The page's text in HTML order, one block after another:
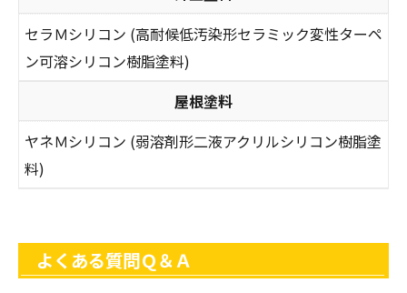
セラＭシリコン (高耐候低汚染形セラミック変性ターペ
ン可溶シリコン樹脂塗料)
屋根塗料
ヤネＭシリコン (弱溶剤形二液アクリルシリコン樹脂塗
料)
よくある質問Ｑ＆Ａ